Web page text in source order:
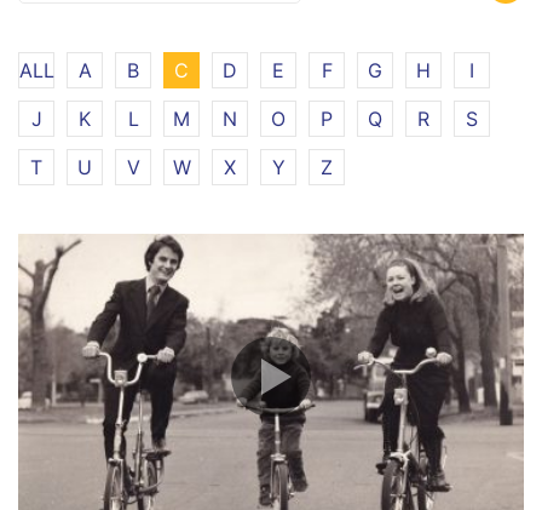
ALL A B C D E F G H
I
J
K L M N O P Q R
S
T
U V W X Y Z